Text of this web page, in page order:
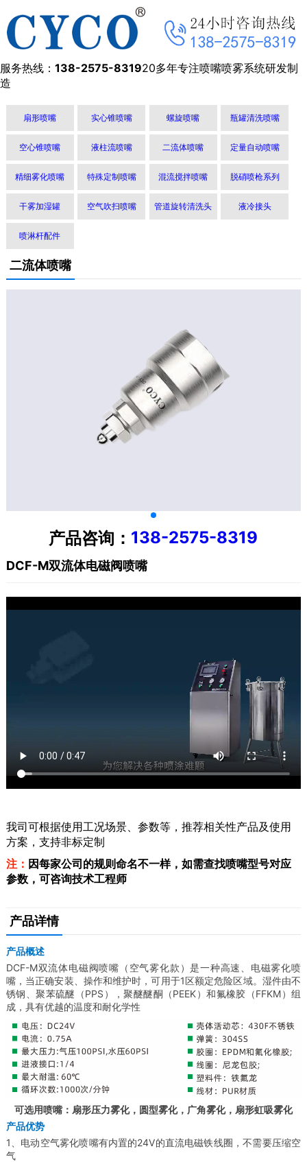
服务热线： 138-2575-831920多年专注喷嘴喷雾系统研发制
造
扇形喷嘴 实心锥喷嘴 螺旋喷嘴 瓶罐清洗喷嘴
空心锥喷嘴 液柱流喷嘴 二流体喷嘴 定量自动喷嘴
精细雾化喷嘴 特殊定制喷嘴 混流搅拌喷嘴 脱硝喷枪系列
干雾加湿罐 空气吹扫喷嘴 管道旋转清洗头 液冷接头
喷淋杆配件
二流体喷嘴
产品咨询： 138-2575-8319
DCF-M双流体电磁阀喷嘴
我司可根据使用工况场景、参数等，推荐相关性产品及使用
方案，支持非标定制
注： 因每家公司的规则命名不一样，如需查找喷嘴型号对应
参数，可咨询技术工程师
产品详情
产品概述
DCF-M双流体电磁阀喷嘴（空气雾化款）是一种高速、电磁雾化喷
嘴，当正确安装、操作和维护时，可用于1区额定危险区域。湿件由不
锈钢、聚苯硫醚（PPS），聚醚醚酮（PEEK）和氟橡胶（FFKM）组
成，具有优越的温度和耐化学性
可选用喷嘴：扇形压力雾化，圆型雾化，广角雾化，扇形虹吸雾化
产品优势
1、电动空气雾化喷嘴有内置的24V的直流电磁铁线圈，不需要压缩空
气